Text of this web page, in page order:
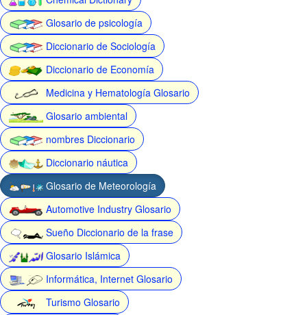
Glosario de psicología
Diccionario de Sociología
Diccionario de Economía
Medicina y Hematología Glosario
Glosario ambiental
nombres Diccionario
Diccionario náutica
Glosario de Meteorología
Automotive Industry Glosario
Sueño Diccionario de la frase
Glosario Islámica
Informática, Internet Glosario
Turismo Glosario